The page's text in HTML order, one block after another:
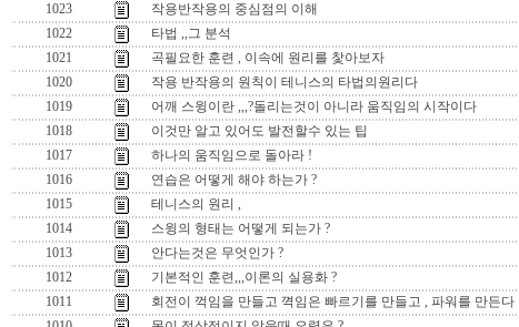
1023
작용반작용의 중심점의 이해
1022
타법 ,,그 분석
1021
곡필요한 훈련 , 이속에 원리를 찿아보자
1020
작용 반작용의 원칙이 테니스의 타법의원리다
1019
어깨 스윙이란 ,,,?돌리는것이 아니라 움직임의 시작이다
1018
이것만 알고 있어도 발전할수 있는 팁
1017
하나의 움직임으로 돌아라 !
1016
연습은 어떻게 해야 하는가 ?
1015
테니스의 원리 ,
1014
스윙의 형태는 어떻게 되는가 ?
1013
안다는것은 무엇인가 ?
1012
기본적인 훈련,,,이론의 실용화 ?
1011
회전이 꺽임을 만들고 껵임은 빠르기를 만들고 , 파워를 만든다